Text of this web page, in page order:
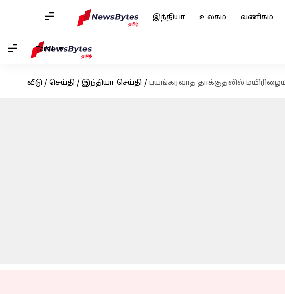
இந்தியா உலகம் வணிகம்
Tamil
வீடு / செய்தி / இந்தியா செய்தி / பயங்கரவாத தாக்குதலில்